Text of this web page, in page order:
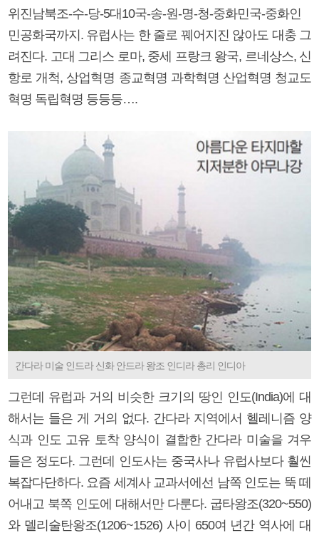
위진남북조-수-당-5대10국-송-원-명-청-중화민국-중화인
민공화국까지. 유럽사는 한 줄로 꿰어지진 않아도 대충 그
려진다. 고대 그리스 로마, 중세 프랑크 왕국, 르네상스, 신
항로 개척, 상업혁명 종교혁명 과학혁명 산업혁명 청교도
혁명 독립혁명 등등등….
간다라 미술 인드라 신화 안드라 왕조 인디라 총리 인디아
그런데 유럽과 거의 비슷한 크기의 땅인 인도(India)에 대
해서는 들은 게 거의 없다. 간다라 지역에서 헬레니즘 양
식과 인도 고유 토착 양식이 결합한 간다라 미술을 겨우
들은 정도다. 그런데 인도사는 중국사나 유럽사보다 훨씬
복잡다단하다. 요즘 세계사 교과서에선 남쪽 인도는 뚝 떼
어내고 북쪽 인도에 대해서만 다룬다. 굽타왕조(320~550)
와 델리술탄왕조(1206~1526) 사이 650여 년간 역사에 대